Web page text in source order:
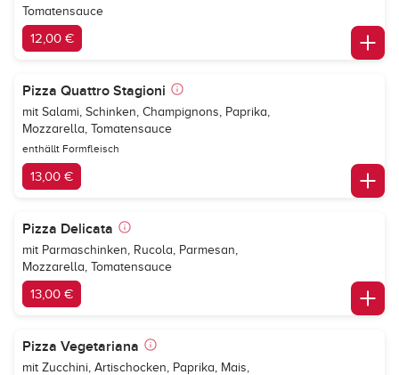
Tomatensauce
12,00 €
Pizza Quattro Stagioni
mit Salami, Schinken, Champignons, Paprika,
Mozzarella, Tomatensauce
enthällt Formfleisch
13,00 €
Pizza Delicata
mit Parmaschinken, Rucola, Parmesan,
Mozzarella, Tomatensauce
13,00 €
Pizza Vegetariana
mit Zucchini, Artischocken, Paprika, Mais,